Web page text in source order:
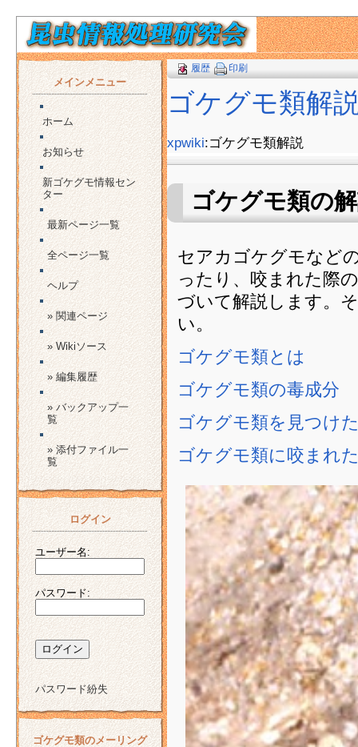
メインメニュー
ホーム
お知らせ
新ゴケグモ情報セン
ター
最新ページ一覧
全ページ一覧
ヘルプ
» 関連ページ
» Wikiソース
» 編集履歴
» バックアップ一
覧
» 添付ファイル一
覧
ログイン
ユーザー名:
パスワード:
パスワード紛失
ゴケグモ類のメーリング
履歴 印刷
ゴケグモ類解
xpwiki:ゴケグモ類解説
ゴケグモ類の
セアカゴケグモなど
ったり、咬まれた際
づいて解説します。
い。
ゴケグモ類とは
ゴケグモ類の毒成分
ゴケグモ類を見つけ
ゴケグモ類に咬まれ